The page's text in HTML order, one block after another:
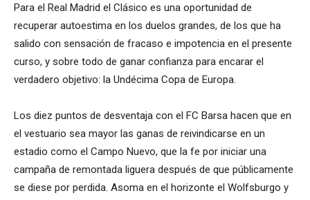
Para el Real Madrid el Clásico es una oportunidad de
recuperar autoestima en los duelos grandes, de los que ha
salido con sensación de fracaso e impotencia en el presente
curso, y sobre todo de ganar confianza para encarar el
verdadero objetivo: la Undécima Copa de Europa.
Los diez puntos de desventaja con el FC Barsa hacen que en
el vestuario sea mayor las ganas de reivindicarse en un
estadio como el Campo Nuevo, que la fe por iniciar una
campaña de remontada liguera después de que públicamente
se diese por perdida. Asoma en el horizonte el Wolfsburgo y